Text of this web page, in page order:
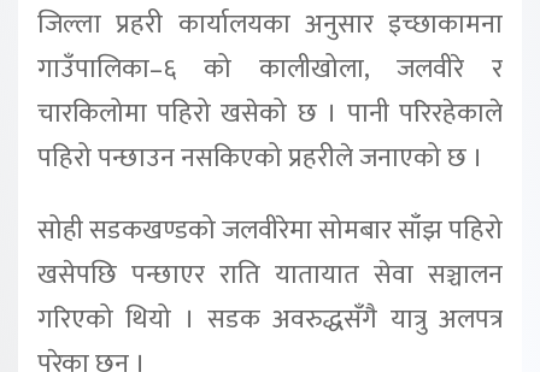
जिल्ला प्रहरी कार्यालयका अनुसार इच्छाकामना
गाउँपालिका–६ को कालीखोला, जलवीरे र
चारकिलोमा पहिरो खसेको छ । पानी परिरहेकाले
पहिरो पन्छाउन नसकिएको प्रहरीले जनाएको छ ।
सोही सडकखण्डको जलवीरेमा सोमबार साँझ पहिरो
खसेपछि पन्छाएर राति यातायात सेवा सञ्चालन
गरिएको थियो । सडक अवरुद्धसँगै यात्रु अलपत्र